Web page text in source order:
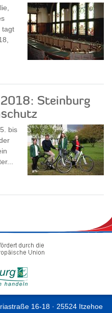
tagt
Steinburg
bis
16-18 · 25524 Itzehoe